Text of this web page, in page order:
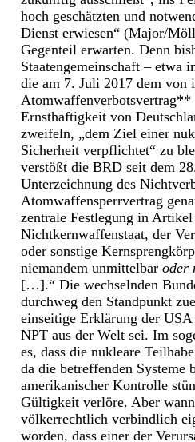
hoch geschätzten und
Dienst erwiesen“ (Major/
Gegenteil erwarten. Denn
Staatengemeinschaft – etwa
die am 7. Juli 2017 dem von
Atomwaffenverbotsvertrag**
Ernsthaftigkeit von
zweifeln, „dem Ziel einer
Sicherheit verpflichtet“ zu
verstößt die BRD seit dem
Unterzeichnung des
Atomwaffensperrvertrag
zentrale Festlegung in
Nichtkernwaffenstaat, der
oder sonstige
niemandem unmittelbar oder
[…].“ Die wechselnden
durchweg den Standpunkt
einseitige Erklärung der
NPT aus der Welt sei. Im
es, dass die nukleare
da die betreffenden
amerikanischer Kontrolle
Gültigkeit verlöre. Aber
völkerrechtlich verbindlich
worden, dass einer der